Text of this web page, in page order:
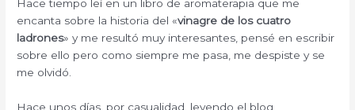
Hace tiempo leí en un libro de aromaterapia que me
encanta sobre la historia del «vinagre de los cuatro
ladrones» y me resultó muy interesantes, pensé en escribir
sobre ello pero como siempre me pasa, me despiste y se
me olvidó.
Hace unos días, por casualidad, leyendo el blog